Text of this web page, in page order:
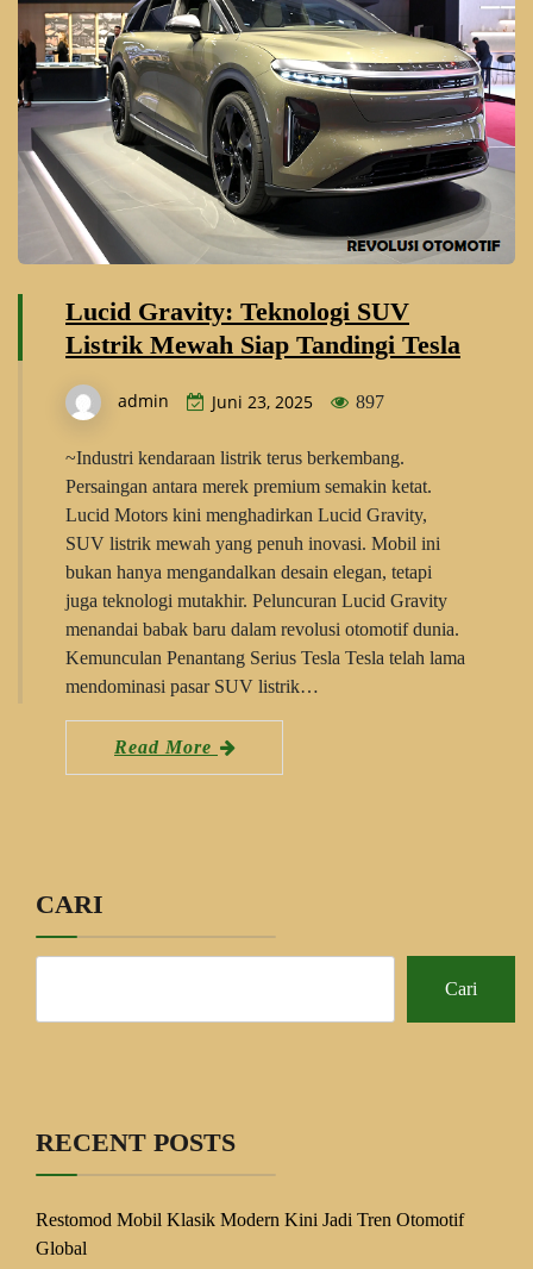
Lucid Gravity: Teknologi SUV
Listrik Mewah Siap Tandingi Tesla
admin Juni 23, 2025 897
~Industri kendaraan listrik terus berkembang.
Persaingan antara merek premium semakin ketat.
Lucid Motors kini menghadirkan Lucid Gravity,
SUV listrik mewah yang penuh inovasi. Mobil ini
bukan hanya mengandalkan desain elegan, tetapi
juga teknologi mutakhir. Peluncuran Lucid Gravity
menandai babak baru dalam revolusi otomotif dunia.
Kemunculan Penantang Serius Tesla Tesla telah lama
mendominasi pasar SUV listrik…
Read More
CARI
Cari
RECENT POSTS
Restomod Mobil Klasik Modern Kini Jadi Tren Otomotif
Global